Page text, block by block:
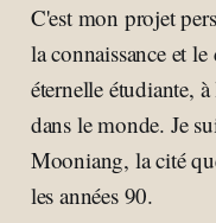
C'est mon projet
la connaissance et
éternelle étudiante,
dans le monde. Je
Mooniang, la cité
les années 90.